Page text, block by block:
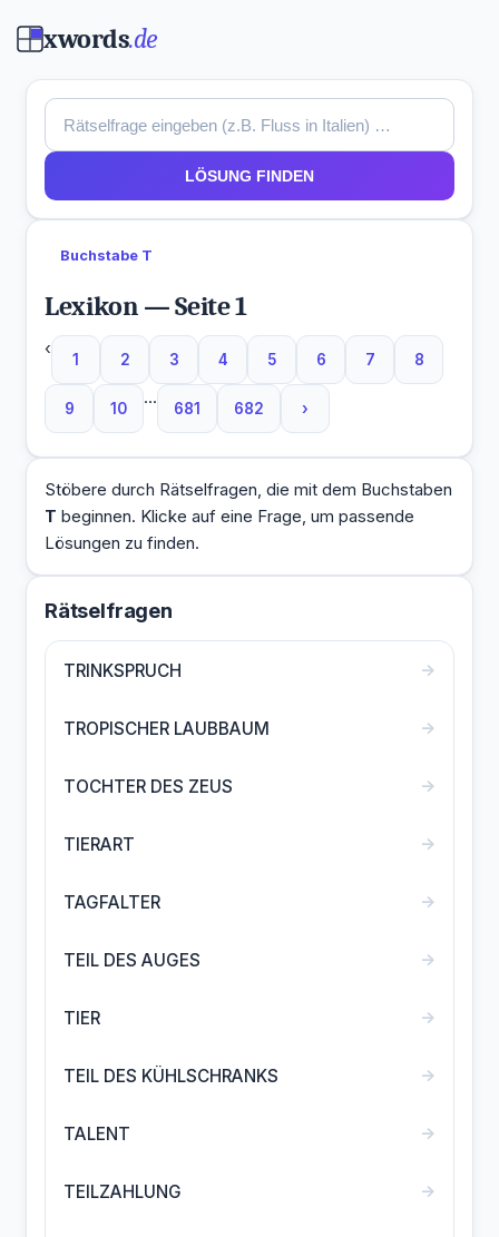
xwords.de
LÖSUNG FINDEN
Buchstabe T
Lexikon — Seite 1
‹
1 2 3 4 5 6 7 8
9 10
...
681 682 ›
Stöbere durch Rätselfragen, die mit dem Buchstaben
T beginnen. Klicke auf eine Frage, um passende
Lösungen zu finden.
Rätselfragen
TRINKSPRUCH →
TROPISCHER LAUBBAUM →
TOCHTER DES ZEUS →
TIERART →
TAGFALTER →
TEIL DES AUGES →
TIER →
TEIL DES KÜHLSCHRANKS →
TALENT →
TEILZAHLUNG →